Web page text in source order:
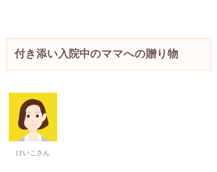
付き添い入院中のママへの贈り物
けいこさん